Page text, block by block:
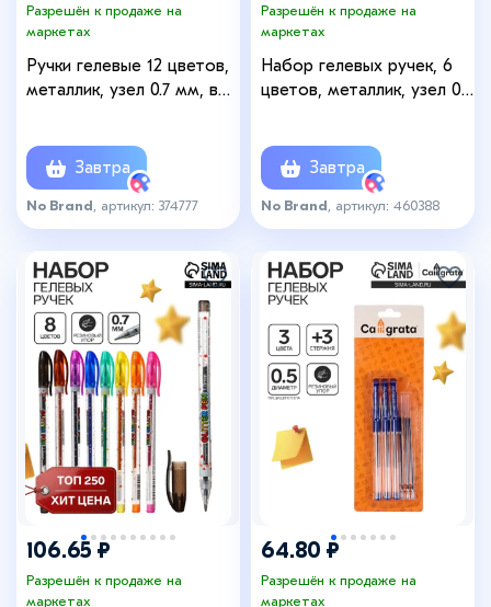
Разрешён к продаже на
маркетах
Ручки гелевые 12 цветов,
металлик, узел 0.7 мм, в
Завтра
No Brand , артикул: 374777
Разрешён к продаже на
маркетах
Набор гелевых ручек, 6
цветов, металлик, узел 0.7
Завтра
No Brand , артикул: 460388
106.65 ₽
Разрешён к продаже на
маркетах
64.80 ₽
Разрешён к продаже на
маркетах